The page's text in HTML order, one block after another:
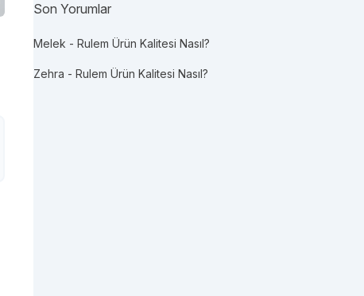
Son Yorumlar
Melek - Rulem Ürün Kalitesi Nasıl?
Zehra - Rulem Ürün Kalitesi Nasıl?